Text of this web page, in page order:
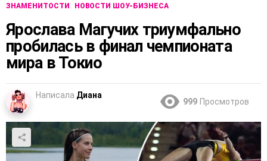
ЗНАМЕНИТОСТИ НОВОСТИ ШОУ-БИЗНЕСА
Ярослава Магучих триумфально
пробилась в финал чемпионата
мира в Токио
Написала Диана
999 Просмотров